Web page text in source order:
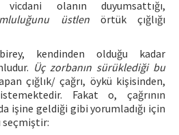
vicdani olanın duyumsattığı,
üstlenörtük çığlığı
kendinden olduğu kadar
Üç zorbanın sürüklediği bu
çığlık/ çağrı, öykü kişisinden,
Fakat o, çağrının
işine geldiği gibi yorumladığı için
seçmiştir: